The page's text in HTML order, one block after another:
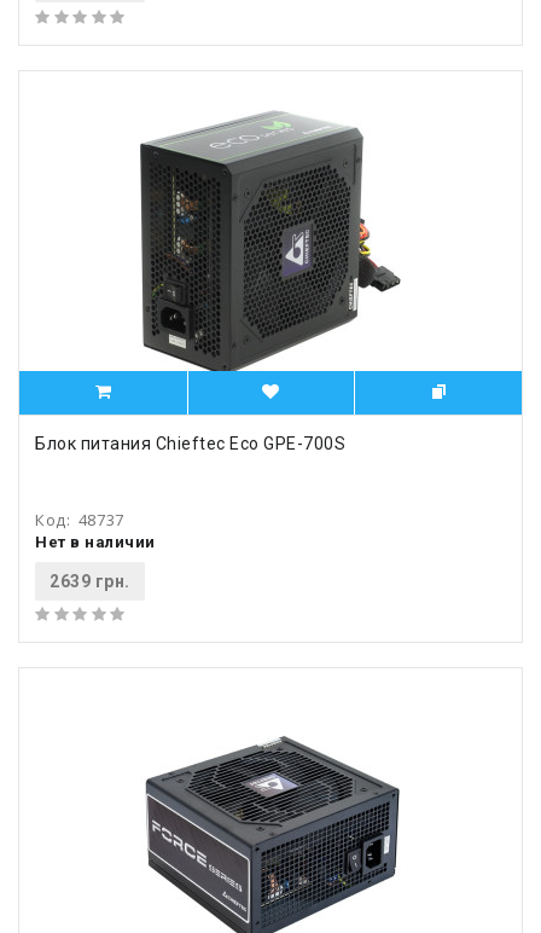
Блок питания Chieftec Eco GPE-700S
Код: 48737
Нет в наличии
2639 грн.